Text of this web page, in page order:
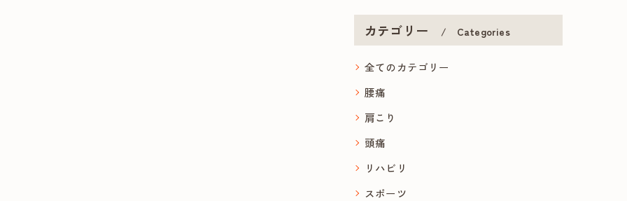
カテゴリー Categories
全てのカテゴリー
腰痛
肩こり
頭痛
リハビリ
スポーツ